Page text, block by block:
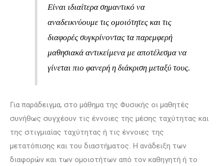
Είναι ιδιαίτερα σημαντικό να
αναδεικνύουμε τις ομοιότητες και τις
διαφορές συγκρίνοντας τα παρεμφερή
μαθησιακά αντικείμενα με αποτέλεσμα να
γίνεται πιο φανερή η διάκριση μεταξύ τους.
Για παράδειγμα, στο μάθημα της Φυσικής οι μαθητές
συνήθως συγχέουν τις έννοιες της μέσης ταχύτητας και
της στιγμιαίας ταχύτητας ή τις έννοιες της
μετατόπισης και του διαστήματος. Η ανάδειξη των
διαφορών και των ομοιοτήτων από τον καθηγητή ή το